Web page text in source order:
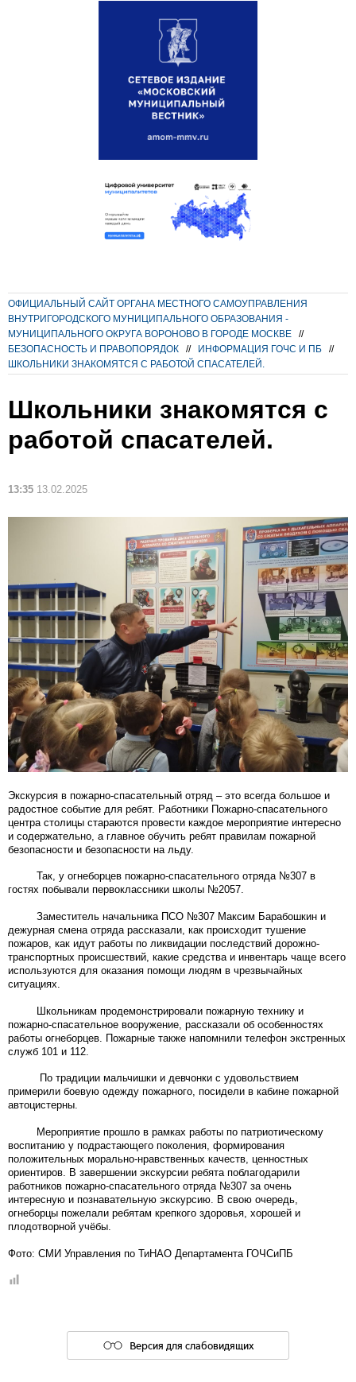
ОФИЦИАЛЬНЫЙ САЙТ ОРГАНА МЕСТНОГО САМОУПРАВЛЕНИЯ
ВНУТРИГОРОДСКОГО МУНИЦИПАЛЬНОГО ОБРАЗОВАНИЯ -
МУНИЦИПАЛЬНОГО ОКРУГА ВОРОНОВО В ГОРОДЕ МОСКВЕ
//
БЕЗОПАСНОСТЬ И ПРАВОПОРЯДОК
// ИНФОРМАЦИЯ ГОЧС И ПБ
//
ШКОЛЬНИКИ ЗНАКОМЯТСЯ С РАБОТОЙ СПАСАТЕЛЕЙ.
Школьники знакомятся с
работой спасателей.
13:35 13.02.2025
Экскурсия в пожарно-спасательный отряд – это всегда большое и
радостное событие для ребят. Работники Пожарно-спасательного
центра столицы стараются провести каждое мероприятие интересно
и содержательно, а главное обучить ребят правилам пожарной
безопасности и безопасности на льду.
Так, у огнеборцев пожарно-спасательного отряда №307 в
гостях побывали первоклассники школы №2057.
Заместитель начальника ПСО №307 Максим Барабошкин и
дежурная смена отряда рассказали, как происходит тушение
пожаров, как идут работы по ликвидации последствий дорожно-
транспортных происшествий, какие средства и инвентарь чаще всего
используются для оказания помощи людям в чрезвычайных
ситуациях.
Школьникам продемонстрировали пожарную технику и
пожарно-спасательное вооружение, рассказали об особенностях
работы огнеборцев. Пожарные также напомнили телефон экстренных
служб 101 и 112.
По традиции мальчишки и девчонки с удовольствием
примерили боевую одежду пожарного, посидели в кабине пожарной
автоцистерны.
Мероприятие прошло в рамках работы по патриотическому
воспитанию у подрастающего поколения, формирования
положительных морально-нравственных качеств, ценностных
ориентиров. В завершении экскурсии ребята поблагодарили
работников пожарно-спасательного отряда №307 за очень
интересную и познавательную экскурсию. В свою очередь,
огнеборцы пожелали ребятам крепкого здоровья, хорошей и
плодотворной учёбы.
Фото: СМИ Управления по ТиНАО Департамента ГОЧСиПБ
Версия для слабовидящих